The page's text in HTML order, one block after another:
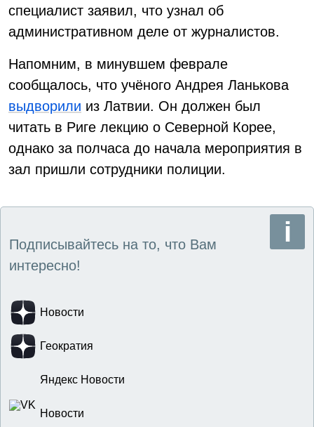
специалист заявил, что узнал об
административном деле от журналистов.
Напомним, в минувшем феврале
сообщалось, что учёного Андрея Ланькова
выдворили из Латвии. Он должен был
читать в Риге лекцию о Северной Корее,
однако за полчаса до начала мероприятия в
зал пришли сотрудники полиции.
Подписывайтесь на то, что Вам
интересно!
Новости
Геократия
Яндекс Новости
Новости